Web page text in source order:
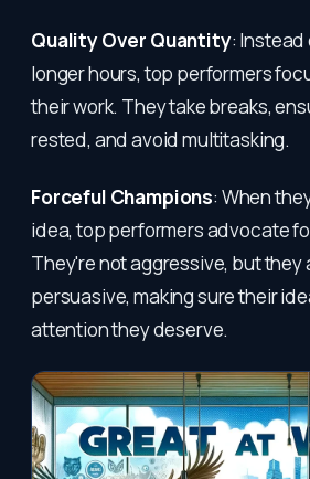
Quality Over Quantity: Instead
longer hours, top performers
their work. They take breaks,
rested, and avoid multitasking.
Forceful Champions: When
idea, top performers advocate
They're not aggressive, but they
persuasive, making sure their
attention they deserve.